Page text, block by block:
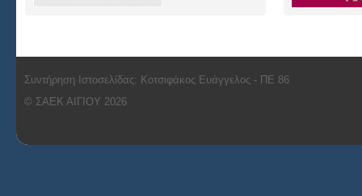
Συντήρηση Ιστοσελίδας: Κοτσιφάκος Ευάγγελος - ΠΕ 86
© ΣΑΕΚ ΑΙΓΙΟΥ 2026